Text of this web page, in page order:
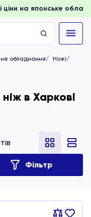
ціни на японське
обладнання
Ножі
в Харкові
Фільтр
Порівняти
В